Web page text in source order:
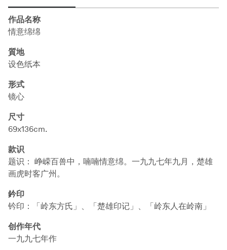
作品名称
情意绵绵
質地
设色纸本
形式
镜心
尺寸
69x136cm.
款识
题识： 峥嵘百兽中，喃喃情意绵。一九九七年九月，楚雄
画虎时客广州。
鈐印
钤印：「岭东方氏」、「楚雄印记」、「岭东人在岭南」
创作年代
一九九七年作